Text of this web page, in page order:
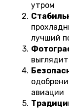
утром
лучший
выглядит
авиации